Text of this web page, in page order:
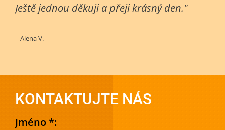
Ještě jednou děkuji a přeji krásný den."
- Alena V.
KONTAKTUJTE NÁS
Jméno *: